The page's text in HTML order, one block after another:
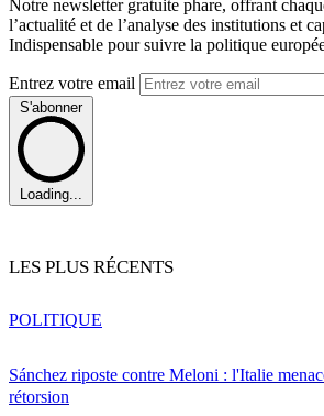
Notre newsletter gratuite phare, offrant
l’actualité et de l’analyse des institutions et
Indispensable pour suivre la politique
Entrez votre email
S'abonner
Loading...
LES PLUS RÉCENTS
Sánchez riposte contre Meloni : l'Italie
rétorsion
POLITIQUE